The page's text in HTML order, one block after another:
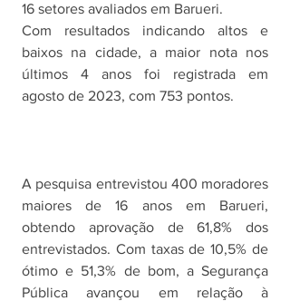
16 setores avaliados em Barueri.
Com resultados indicando altos e
baixos na cidade, a maior nota nos
últimos 4 anos foi registrada em
agosto de 2023, com 753 pontos.
A pesquisa entrevistou 400 moradores
maiores de 16 anos em Barueri,
obtendo aprovação de 61,8% dos
entrevistados. Com taxas de 10,5% de
ótimo e 51,3% de bom, a Segurança
Pública avançou em relação à